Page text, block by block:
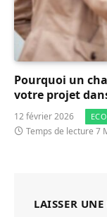
Pourquoi un
votre projet
12 février 2026
Temps de lecture 7
LAISSER UNE